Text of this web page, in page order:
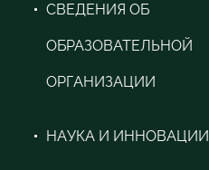
СВЕДЕНИЯ ОБ
ОБРАЗОВАТЕЛЬНОЙ
ОРГАНИЗАЦИИ
НАУКА И ИННОВАЦИИ